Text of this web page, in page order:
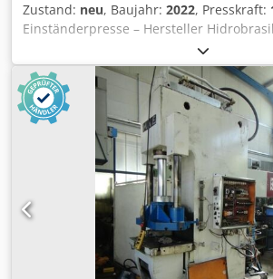
Zustand: neu, Baujahr: 2022, Presskraft:
Einständerpresse – Hersteller
Tisch 400 × 400 mm Zum Verkauf steht
Einständerpresse (C-Rahmen) des
mit einer Presskraft von bis zu 15 t. Die
den Dauer-Schichtbetrieb ausgelegt und
für Montage-, Einpress- und leichte
Werkstatt und Produktion. =====
Informationen: Hydraulische
Allgemeine Angaben - Hersteller:
Einständerpresse / C-Presse - Bauart: C-
Einständerpresse - Presskraft: max. 15 t
Druckbereich: 5 – 17 t einstellbar -
1,1 t - Abmessungen (L × B × H): ca.